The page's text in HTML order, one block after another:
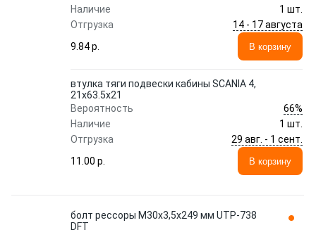
Наличие
1 шт.
Отгрузка
14 - 17 августа
9.84 p.
В корзину
втулка тяги подвески кабины SCANIA 4,
21x63.5x21
Вероятность
66%
Наличие
1 шт.
Отгрузка
29 авг. - 1 сент.
11.00 p.
В корзину
болт рессоры M30x3,5х249 мм UTP-738
DFT